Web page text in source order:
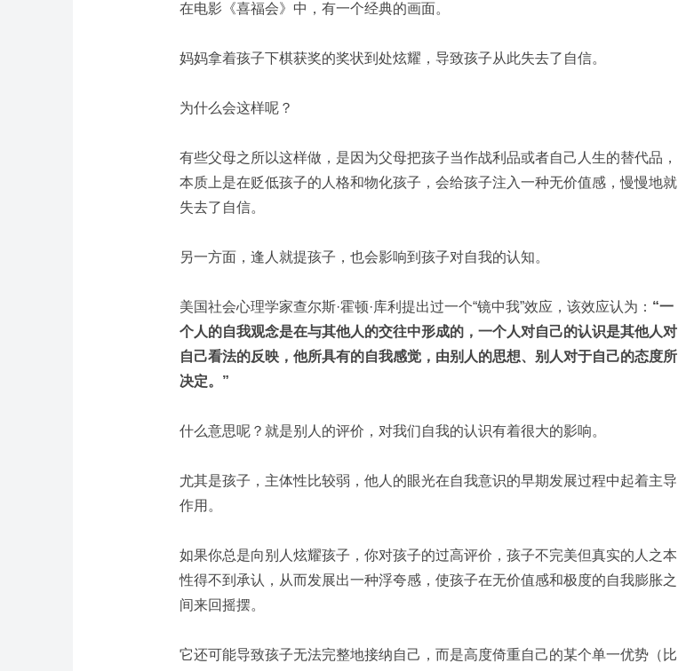
在电影《喜福会》中，有一个经典的画面。
妈妈拿着孩子下棋获奖的奖状到处炫耀，导致孩子从此失去了自信。
为什么会这样呢？
有些父母之所以这样做，是因为父母把孩子当作战利品或者自己人生的替代品，
本质上是在贬低孩子的人格和物化孩子，会给孩子注入一种无价值感，慢慢地就
失去了自信。
另一方面，逢人就提孩子，也会影响到孩子对自我的认知。
美国社会心理学家查尔斯·霍顿·库利 提出过一个“镜中我”效应，该效应认为： “一
个人的自我观念是在与其他人的交往中形成的，一个人对自己的认识是其他人对
自己看法的反映，他所具有的自我感觉，由别人的思想、别人对于自己的态度所
决定。”
什么意思呢？就是别人的评价，对我们自我的认识有着很大的影响。
尤其是孩子，主体性比较弱，他人的眼光在自我意识的早期发展过程中起着主导
作用。
如果你总是向别人炫耀孩子，你对孩子的过高评价，孩子不完美但真实的人之本
性得不到承认，从而发展出一种浮夸感，使孩子在无价值感和极度的自我膨胀之
间来回摇摆。
它还可能导致孩子无法完整地接纳自己，而是高度倚重自己的某个单一优势（比